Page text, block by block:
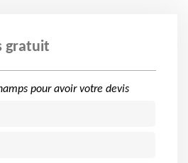
gratuit
pour avoir votre devis